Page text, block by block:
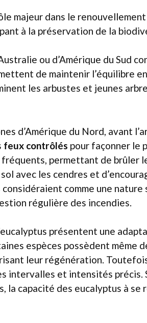
majeur dans le
à la préservation de la
ou d’Amérique du Sud
de maintenir l’équilibre
les arbustes et jeunes
d’Amérique du Nord, avant
feux contrôlés pour façonner le
permettant de brûler
avec les cendres et
comme une
régulière des incendies.
présentent une
espèces possèdent même
leur régénération.
intervalles et intensités précis.
la capacité des eucalyptus à